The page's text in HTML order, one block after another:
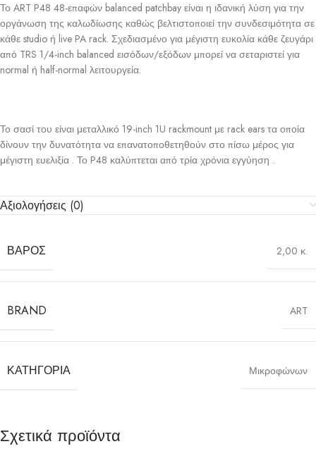
Το ART P48 48-επαφών balanced patchbay είναι η ιδανική λύση για την
οργάνωση της καλωδίωσης καθώς βελτιστοποιεί την συνδεσιμότητα σε
κάθε studio ή live PA rack. Σχεδιασμένο για μέγιστη ευκολία κάθε ζευγάρι
από TRS 1/4-inch balanced εισόδων/εξόδων μπορεί να σεταριστεί για
normal ή half-normal λειτουργεία.
Το σασί του είναι μεταλλικό 19-inch 1U rackmount με rack ears τα οποία
δίνουν την δυνατότητα να επανατοποθετηθούν στο πίσω μέρος για
μέγιστη ευελιξία . Το P48 καλύπτεται από τρία χρόνια εγγύηση .
Αξιολογήσεις (0)
ΒΆΡΟΣ 2,00 κ.
BRAND ART
ΚΑΤΗΓΟΡΊΑ Μικροφώνων
Σχετικά προϊόντα